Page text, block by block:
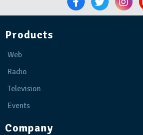
Products
Web
Radio
Television
Events
Company